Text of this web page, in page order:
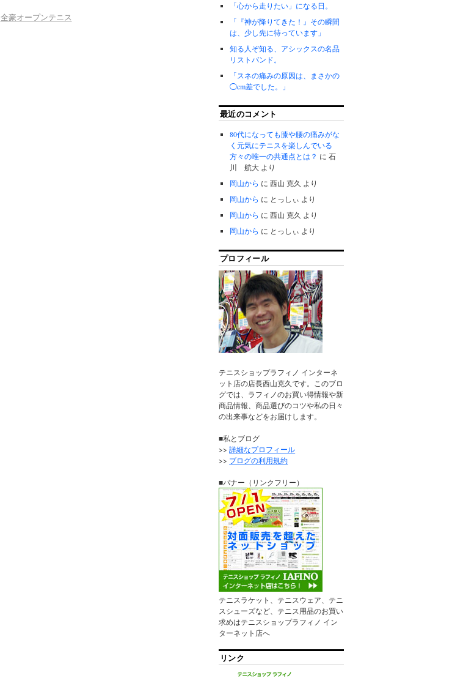
全豪オープンテニス
「心から走りたい」になる日。
「『神が降りてきた！』その瞬間
は、少し先に待っています」
知る人ぞ知る、アシックスの名品
リストバンド。
「スネの痛みの原因は、まさかの
◯cm差でした。」
最近のコメント
80代になっても膝や腰の痛みがな
く元気にテニスを楽しんでいる
方々の唯一の共通点とは？ に石
川 航大 より
岡山から に西山 克久 より
岡山から に とっしぃ より
岡山から に西山 克久 より
岡山から に とっしぃ より
プロフィール
テニスショップラフィノ インターネ
ット店の店長西山克久です。このブロ
グでは、ラフィノのお買い得情報や新
商品情報、商品選びのコツや私の日々
の出来事などをお届けします。
■私とブログ
>>詳細なプロフィール
>> ブログの利用規約
■バナー（リンクフリー）
テニスラケット、テニスウェア、テニ
スシューズなど、テニス用品のお買い
求めはテニスショップラフィノ イン
ターネット店へ
リンク